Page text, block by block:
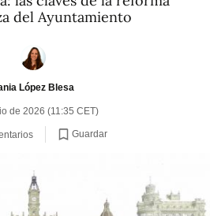
del Ayuntamiento
López Blesa
de 2026 (11:35 CET)
Guardar